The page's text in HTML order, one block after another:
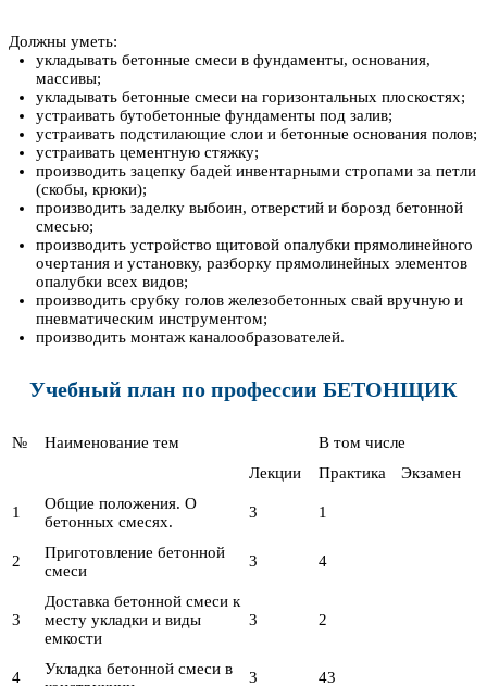
Должны уметь:
укладывать бетонные смеси в фундаменты, основания,
массивы;
укладывать бетонные смеси на горизонтальных плоскостях;
устраивать бутобетонные фундаменты под залив;
устраивать подстилающие слои и бетонные основания полов;
устраивать цементную стяжку;
производить зацепку бадей инвентарными стропами за петли
(скобы, крюки);
производить заделку выбоин, отверстий и борозд бетонной
смесью;
производить устройство щитовой опалубки прямолинейного
очертания и установку, разборку прямолинейных элементов
опалубки всех видов;
производить срубку голов железобетонных свай вручную и
пневматическим инструментом;
производить монтаж каналообразователей.
Учебный план по профессии БЕТОНЩИК
№ Наименование тем
В том числе
Лекции
Практика Экзамен
1
Общие положения. О
бетонных смесях.
3 1
2
Приготовление бетонной
смеси
3 4
3
Доставка бетонной смеси к
месту укладки и виды
емкости
3 2
4
Укладка бетонной смеси в
3 43